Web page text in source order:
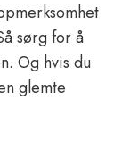
sørg for å
Og hvis du
glemte